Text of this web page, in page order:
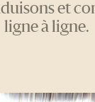
et
ligne à ligne.